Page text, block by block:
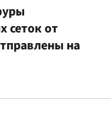
сеток от
на